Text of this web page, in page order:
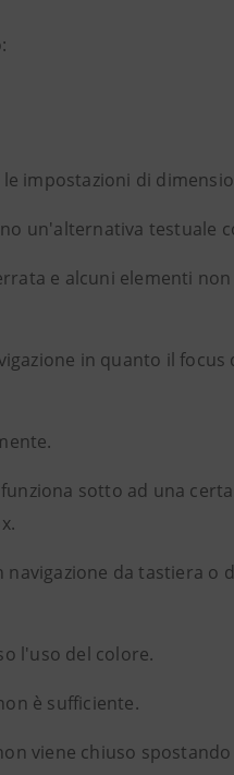
impostazioni di
un'alternativa testuale
e alcuni elementi
in quanto il
sotto ad una
da tastiera o
l'uso del colore.
è sufficiente.
viene chiuso